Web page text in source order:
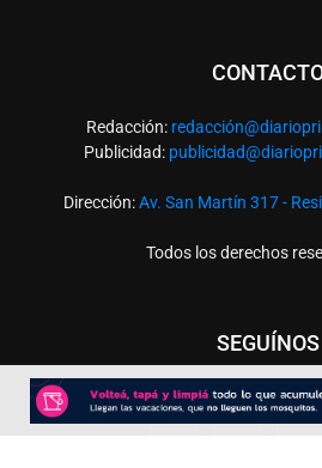
Redacción: redacció
Publicidad:
Dirección:Av. San Martín 317 -
Todos los derechos
SEGUÍNOS